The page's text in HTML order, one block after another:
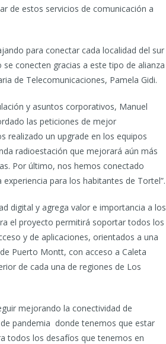
de estos servicios de comunicación a
para conectar cada localidad del sur
conecten gracias a este tipo de alianza
de Telecomunicaciones, Pamela Gidi.
y asuntos corporativos, Manuel
las peticiones de mejor
realizado un upgrade en los equipos
radioestación que mejorará aún más
Por último, nos hemos conectado
para los habitantes de Tortel”.
digital y agrega valor e importancia a los
el proyecto permitirá soportar todos los
y de aplicaciones, orientados a una
Puerto Montt, con acceso a Caleta
de cada una de regiones de Los
mejorando la conectividad de
pandemia donde tenemos que estar
todos los desafíos que tenemos en